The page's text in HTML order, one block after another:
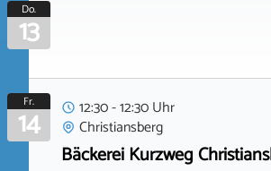
Do.
13
Fr.
14
12:30 - 12:30 Uhr
Christiansberg
Bäckerei Kurzweg